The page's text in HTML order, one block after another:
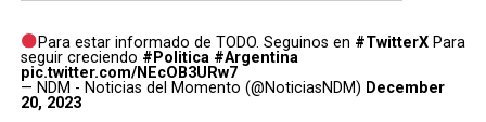
Para estar informado de TODO. Seguinos en #TwitterX Para
seguir creciendo #Politica #Argentina
pic.twitter.com/NEcOB3URw7
— NDM - Noticias del Momento (@NoticiasNDM) December
20, 2023